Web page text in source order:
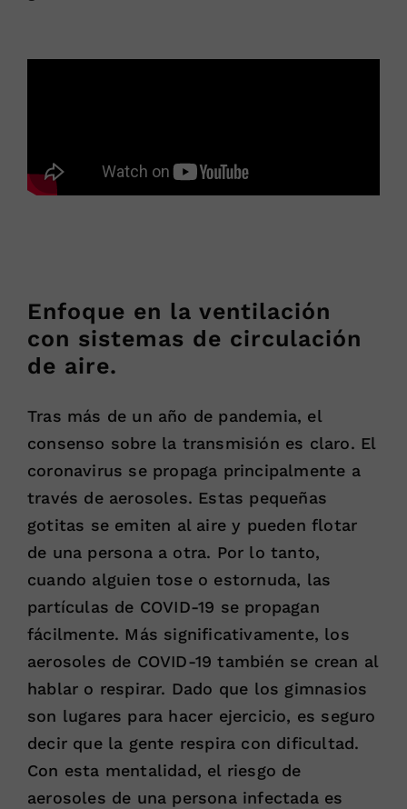
Enfoque en la ventilación
con sistemas de circulación
de aire.
Tras más de un año de pandemia, el
consenso sobre la transmisión es claro. El
coronavirus se propaga principalmente a
través de aerosoles. Estas pequeñas
gotitas se emiten al aire y pueden flotar
de una persona a otra. Por lo tanto,
cuando alguien tose o estornuda, las
partículas de COVID-19 se propagan
fácilmente. Más significativamente, los
aerosoles de COVID-19 también se crean al
hablar o respirar. Dado que los gimnasios
son lugares para hacer ejercicio, es seguro
decir que la gente respira con dificultad.
Con esta mentalidad, el riesgo de
aerosoles de una persona infectada es